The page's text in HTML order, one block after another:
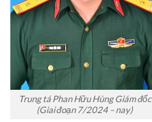
Trung tá Phan Hữu Hùng Giám đốc
(Giai đoạn 7/2024 – nay)